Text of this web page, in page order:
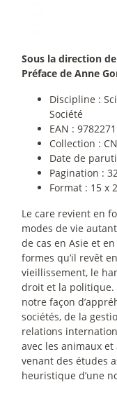
Sous la direction
Préface de Anne
Discipline :
Société
EAN :
Collection :
Date de
Pagination :
Format : 15 x
Le care revient en
modes de vie
de cas en Asie et
formes qu’il revêt
vieillissement, le
droit et la politique.
notre façon
sociétés, de la
relations
avec les animaux
venant des études
heuristique d’une